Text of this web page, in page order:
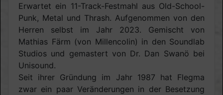
Erwartet ein 11-Track-Festmahl aus Old-School-
Punk, Metal und Thrash. Aufgenommen von den
Herren selbst im Jahr 2023. Gemischt von
Mathias Färm (von Millencolin) in den Soundlab
Studios und gemastert von Dr. Dan Swanö bei
Unisound.
Seit ihrer Gründung im Jahr 1987 hat Flegma
zwar ein paar Veränderungen in der Besetzung